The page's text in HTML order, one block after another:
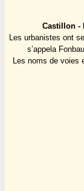
Castillon -
Les urbanistes ont
s’appela
Les noms de voies